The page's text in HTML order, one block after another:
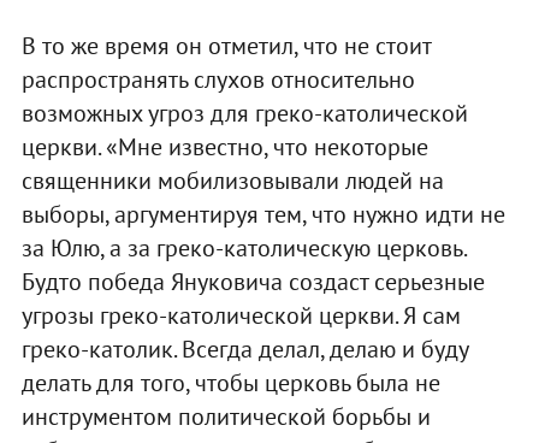
В то же время он отметил, что не стоит
распространять слухов относительно
возможных угроз для греко-католической
церкви. «Мне известно, что некоторые
священники мобилизовывали людей на
выборы, аргументируя тем, что нужно идти не
за Юлю, а за греко-католическую церковь.
Будто победа Януковича создаст серьезные
угрозы греко-католической церкви. Я сам
греко-католик. Всегда делал, делаю и буду
делать для того, чтобы церковь была не
инструментом политической борьбы и